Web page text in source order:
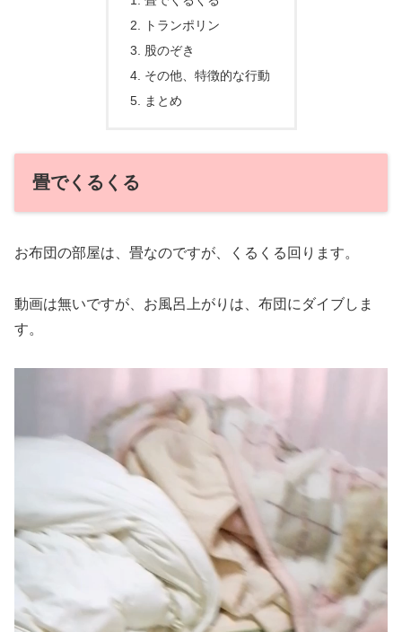
トランポリン
股のぞき
その他、特徴的な行動
まとめ
畳でくるくる
お布団の部屋は、畳なのですが、くるくる回ります。
動画は無いですが、お風呂上がりは、布団にダイブしま
す。